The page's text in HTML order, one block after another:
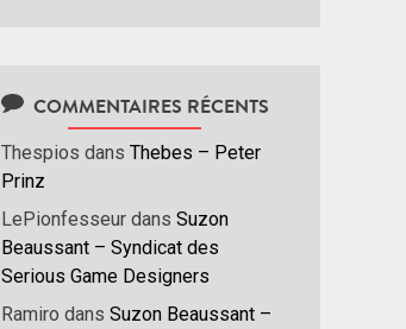
COMMENTAIRES RÉCENTS
Thespios dans Thebes – Peter
Prinz
LePionfesseur dans Suzon
Beaussant – Syndicat des
Serious Game Designers
Ramiro dans Suzon Beaussant –